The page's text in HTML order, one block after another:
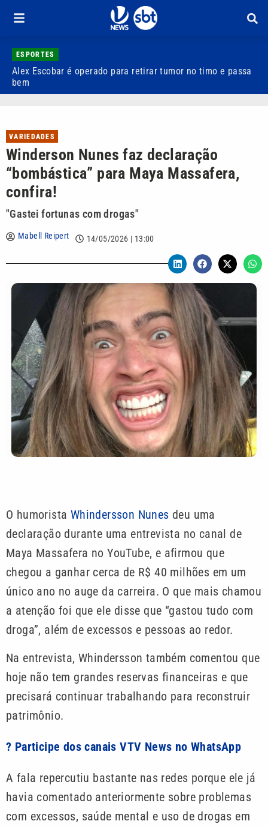
ESPORTES
Alex Escobar é operado para retirar tumor no timo e passa
bem
VARIEDADES
Winderson Nunes faz declaração
“bombástica” para Maya Massafera,
confira!
"Gastei fortunas com drogas"
Mabell Reipert 14/05/2026 | 13:00
O humorista Whindersson Nunes deu uma
declaração durante uma entrevista no canal de
Maya Massafera no YouTube, e afirmou que
chegou a ganhar cerca de R$ 40 milhões em um
único ano no auge da carreira. O que mais chamou
a atenção foi que ele disse que “gastou tudo com
droga”, além de excessos e pessoas ao redor.
Na entrevista, Whindersson também comentou que
hoje não tem grandes reservas financeiras e que
precisará continuar trabalhando para reconstruir
patrimônio.
? Participe dos canais VTV News no WhatsApp
A fala repercutiu bastante nas redes porque ele já
havia comentado anteriormente sobre problemas
com excessos, saúde mental e uso de drogas em